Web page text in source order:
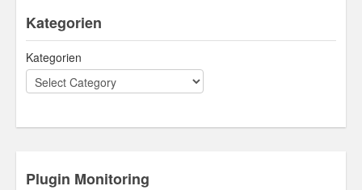
Kategorien
Kategorien
Plugin Monitoring